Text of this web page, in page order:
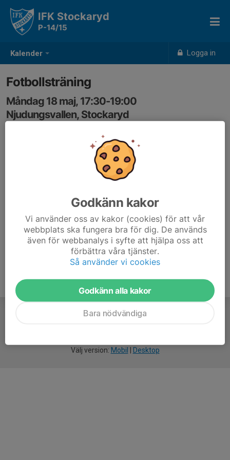
Kalender Logga in
IFK Stockaryd
P-14/15
Fotbollsträning
Måndag 18 maj, 17:30-19:00
Njudungsvallen, Stockaryd
Välj version: Mobil Desktop
Godkänn kakor
Vi använder oss av kakor (cookies) för att vår
webbplats ska fungera bra för dig. De används
även för webbanalys i syfte att hjälpa oss att
förbättra våra tjänster.
Så använder vi cookies
Godkänn alla kakor
Bara nödvändiga